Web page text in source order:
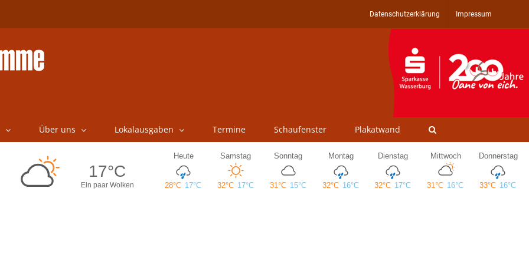
Datenschutzerklärung Impressum
Über uns Lokalausgaben Termine Schaufenster Plakatwand